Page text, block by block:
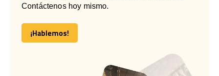
Contáctenos hoy mismo.
¡Hablemos!
¡Hablemos!